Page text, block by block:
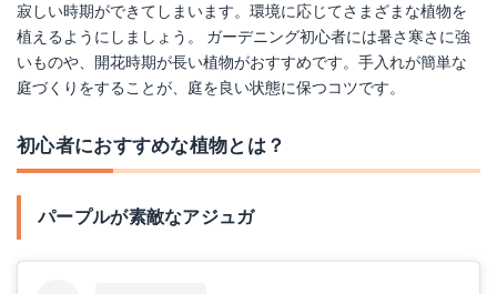
寂しい時期ができてしまいます。環境に応じてさまざまな植物を
植えるようにしましょう。 ガーデニング初心者には暑さ寒さに強
いものや、開花時期が長い植物がおすすめです。手入れが簡単な
庭づくりをすることが、庭を良い状態に保つコツです。
初心者におすすめな植物とは？
パープルが素敵なアジュガ